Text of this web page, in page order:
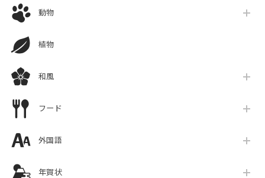
動物
植物
和風
フード
外国語
年賀状